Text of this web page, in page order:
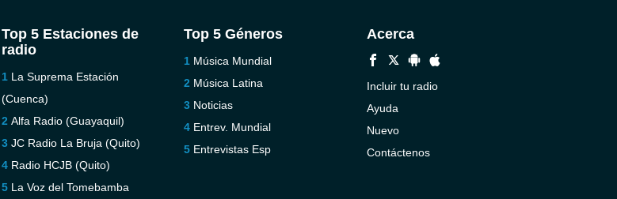
Top 5 Estaciones de
radio
La Suprema Estación
(Cuenca)
Alfa Radio (Guayaquil)
JC Radio La Bruja (Quito)
Radio HCJB (Quito)
La Voz del Tomebamba
Top 5 Géneros
Música Mundial
Música Latina
Noticias
Entrev. Mundial
Entrevistas Esp
Acerca
Incluir tu radio
Ayuda
Nuevo
Contáctenos